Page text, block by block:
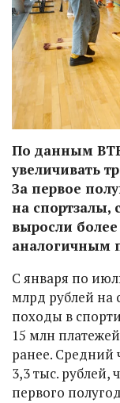
По данным
увеличивать
За первое
на спортзалы,
выросли
аналогичным
С января по
млрд рублей на
походы в
15 млн
ранее. Средний
3,3 тыс. рублей,
первого